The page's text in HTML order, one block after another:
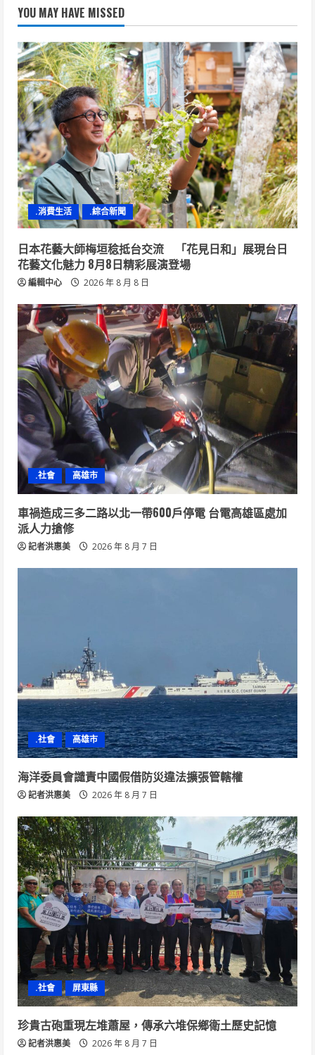
YOU MAY HAVE MISSED
.消費生活 .綜合新聞
日本花藝大師梅垣稔抵台交流 「花見日和」展現台日
花藝文化魅力 8月8日精彩展演登場
編輯中心 2026 年 8 月 8 日
.社會 高雄市
車禍造成三多二路以北一帶600戶停電 台電高雄區處加
派人力搶修
記者洪惠美 2026 年 8 月 7 日
.社會 高雄市
海洋委員會譴責中國假借防災違法擴張管轄權
記者洪惠美 2026 年 8 月 7 日
.社會 屏東縣
珍貴古砲重現左堆蕭屋，傳承六堆保鄉衛土歷史記憶
記者洪惠美 2026 年 8 月 7 日